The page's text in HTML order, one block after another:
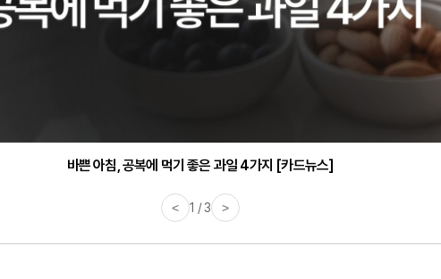
바쁜 아침, 공복에 먹기 좋은 과일 4가지 [카드뉴스]
< 1 / 3 >